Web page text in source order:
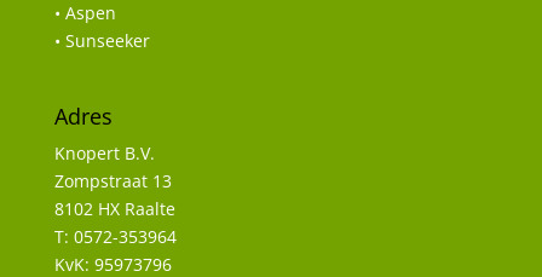
• Aspen
• Sunseeker
Adres
Knopert B.V.
Zompstraat 13
8102 HX Raalte
T: 0572-353964
KvK: 95973796